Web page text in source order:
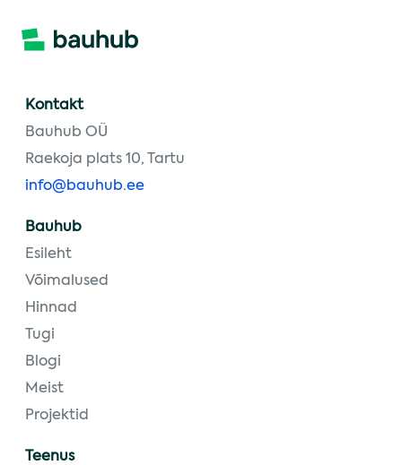
Kontakt
Bauhub OÜ
Raekoja plats 10, Tartu
info@bauhub.ee
Bauhub
Esileht
Võimalused
Hinnad
Tugi
Blogi
Meist
Projektid
Teenus